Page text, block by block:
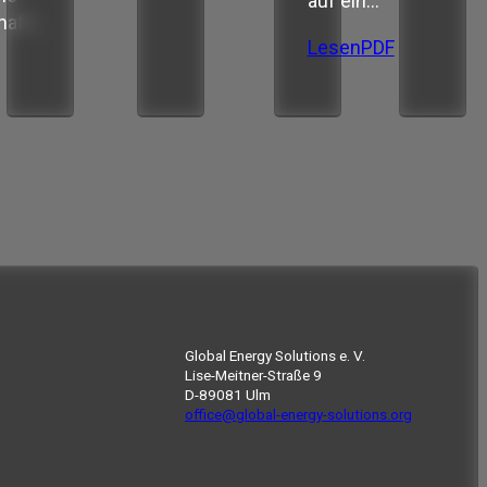
LesenPDF
Global Energy Solutions e. V.
Lise-Meitner-Straße 9
D-89081 Ulm
office@global-energy-solutions.org